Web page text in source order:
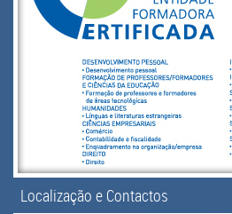
Localização e Contactos